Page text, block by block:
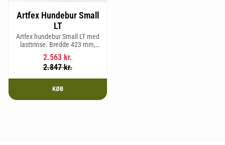
Artfex Hundebur Small
LT
Artfex hundebur Small LT med
lasttrinse. Bredde 423 mm,
Højde 500 mm, Dybde 670 mm
og vægt 12,9 kg.
2.563 kr.
2.847kr.
KØB